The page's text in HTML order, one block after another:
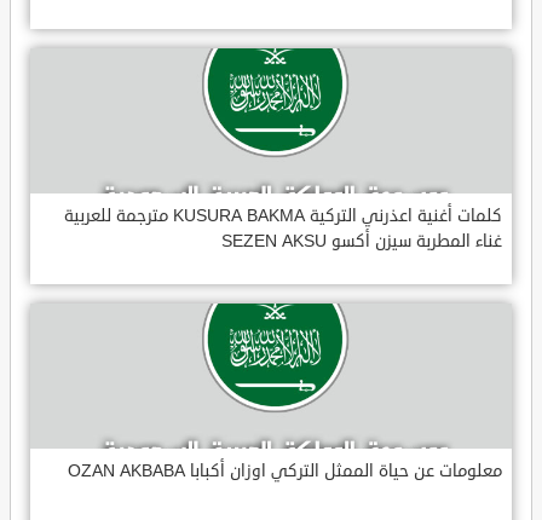
كلمات أغنية اعذرني التركية KUSURA BAKMA مترجمة للعربية
غناء المطربة سيزن أكسو SEZEN AKSU
معلومات عن حياة الممثل التركي اوزان أكبابا OZAN AKBABA